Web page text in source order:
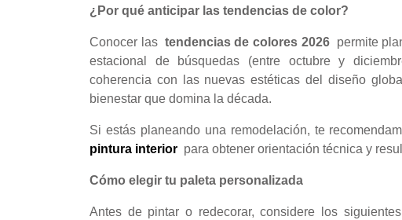
¿Por qué anticipar las tendencias de color?
Conocer las tendencias de colores 2026permite
estacional de búsquedas (entre octubre y
coherencia con las nuevas estéticas del diseño
bienestar que domina la década.
Si estás planeando una remodelación, te
pintura interior para obtener orientación técnica y
Cómo elegir tu paleta personalizada
Antes de pintar o redecorar, considere los